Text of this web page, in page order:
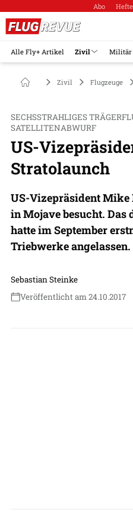
Abo Hefte
Alle Fly+ Artikel Zivil Militär
Zivil Flugzeuge
SECHSSTRAHLIGES
SATELLITENABWURF
US-
Stratolaunch
US-Vizepräsident Mike
in Mojave besucht.
hatte im September
Triebwerke angelassen.
Sebastian Steinke
Veröffentlicht am 24.10.2017